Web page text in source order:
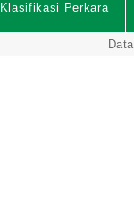
Klasifikasi Perkara